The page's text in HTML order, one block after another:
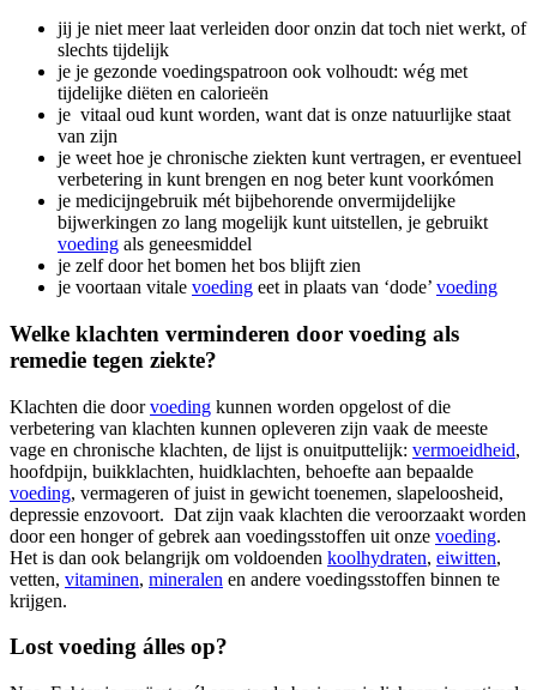
jij je niet meer laat verleiden door onzin dat toch niet werkt, of
slechts tijdelijk
je je gezonde voedingspatroon ook volhoudt: wég met
tijdelijke diëten en calorieën
je vitaal oud kunt worden, want dat is onze natuurlijke staat
van zijn
je weet hoe je chronische ziekten kunt vertragen, er eventueel
verbetering in kunt brengen en nog beter kunt voorkómen
je medicijngebruik mét bijbehorende onvermijdelijke
bijwerkingen zo lang mogelijk kunt uitstellen, je gebruikt
voeding als geneesmiddel
je zelf door het bomen het bos blijft zien
je voortaan vitale voeding eet in plaats van ‘dode’ voeding
Welke klachten verminderen door voeding als
remedie tegen ziekte?
Klachten die doorvoeding kunnen worden opgelost of die
verbetering van klachten kunnen opleveren zijn vaak de meeste
vage en chronische klachten, de lijst is onuitputtelijk: vermoeidheid,
hoofdpijn, buikklachten, huidklachten, behoefte aan bepaalde
voeding, vermageren of juist in gewicht toenemen, slapeloosheid,
depressie enzovoort. Dat zijn vaak klachten die veroorzaakt worden
door een honger of gebrek aan voedingsstoffen uit onze voeding.
Het is dan ook belangrijk om voldoenden koolhydraten, eiwitten,
vetten, vitaminen, mineralen en andere voedingsstoffen binnen te
krijgen.
Lost voeding álles op?